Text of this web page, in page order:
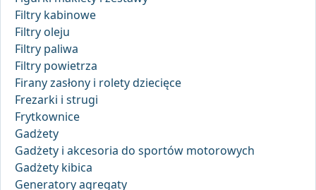
Filtry kabinowe
Filtry oleju
Filtry paliwa
Filtry powietrza
Firany zasłony i rolety dziecięce
Frezarki i strugi
Frytkownice
Gadżety
Gadżety i akcesoria do sportów motorowych
Gadżety kibica
Generatory agregaty